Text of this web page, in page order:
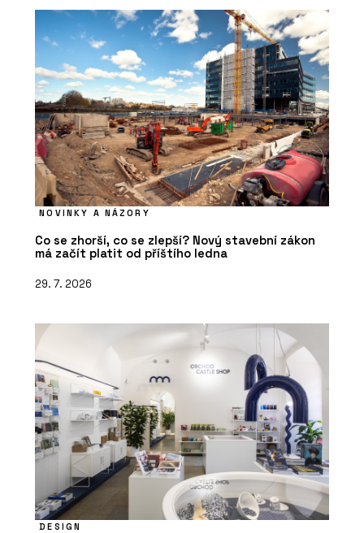
NOVINKY A NÁZORY
Co se zhorší, co se zlepší? Nový stavební zákon
má začít platit od příštího ledna
29. 7. 2026
DESIGN